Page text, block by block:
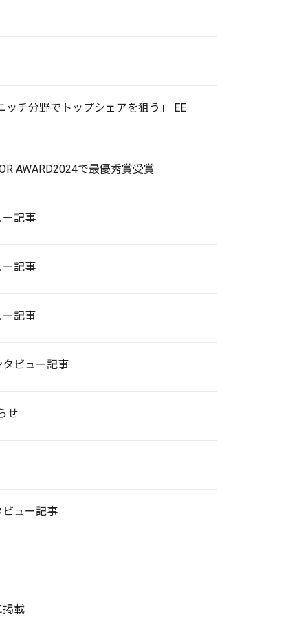
ッチ分野でトップシェアを狙う」 EE
AWARD2024で最優秀賞受賞
記事
記事
記事
ビュー記事
せ
ュー記事
掲載